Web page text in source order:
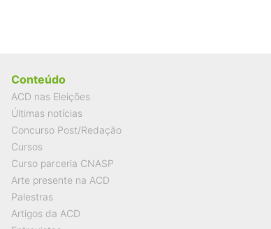
Conteúdo
ACD nas Eleições
Últimas notícias
Concurso Post/Redação
Cursos
Curso parceria CNASP
Arte presente na ACD
Palestras
Artigos da ACD